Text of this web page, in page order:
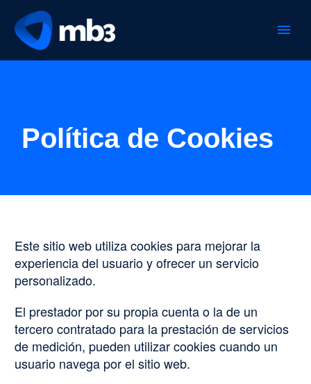
Política de Cookies
Este sitio web utiliza cookies para mejorar la
experiencia del usuario y ofrecer un servicio
personalizado.
El prestador por su propia cuenta o la de un
tercero contratado para la prestación de servicios
de medición, pueden utilizar cookies cuando un
usuario navega por el sitio web.